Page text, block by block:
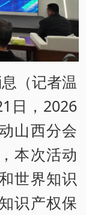
（记者温
日，2026
山西分会
本次活动
世界知识
识产权保